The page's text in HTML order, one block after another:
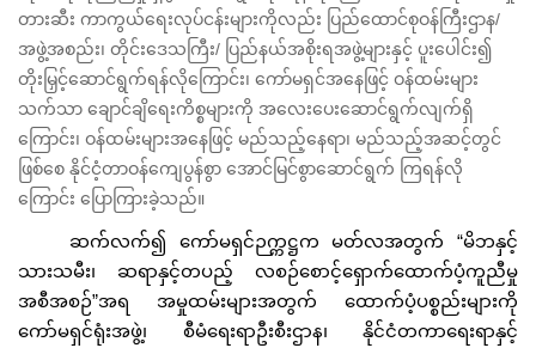
တားဆီး ကာကွယ်ရေးလုပ်ငန်းများကိုလည်း ပြည်ထောင်စုဝန်ကြီးဌာန/
အဖွဲ့အစည်း၊ တိုင်းဒေသကြီး/ ပြည်နယ်အစိုးရအဖွဲ့များနှင့် ပူးပေါင်း၍
တိုးမြှင့်ဆောင်ရွက်ရန်လိုကြောင်း၊ ကော်မရှင်အနေဖြင့် ဝန်ထမ်းများ
သက်သာ ချောင်ချိရေးကိစ္စများကို အလေးပေးဆောင်ရွက်လျက်ရှိ
ကြောင်း၊ ဝန်ထမ်းများအနေဖြင့် မည်သည့်နေရာ၊ မည်သည့်အဆင့်တွင်
ဖြစ်စေ နိုင်ငံ့တာဝန်ကျေပွန်စွာ အောင်မြင်စွာဆောင်ရွက် ကြရန်လို
ကြောင်း ပြောကြားခဲ့သည်။
ဆက်လက်၍ ကော်မရှင်ဉက္ကဋ္ဌက မတ်လအတွက် “မိဘနှင့်
သားသမီး၊ ဆရာနှင့်တပည့် လစဉ်စောင့်ရှောက်ထောက်ပံ့ကူညီမှု
အစီအစဉ်”အရ အမှုထမ်းများအတွက် ထောက်ပံ့ပစ္စည်းများကို
ကော်မရှင်ရုံးအဖွဲ့၊ စီမံရေးရာဦးစီးဌာန၊ နိုင်ငံတကာရေးရာနှင့်